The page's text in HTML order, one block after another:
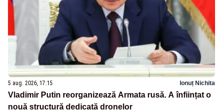
5 aug. 2026, 17:15 Ionuț Nichita
Vladimir Putin reorganizează Armata rusă. A înființat o
nouă structură dedicată dronelor